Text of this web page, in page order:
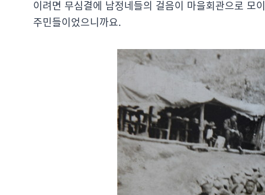
이려면 무심결에 남정네들의 걸음이 마을회관으로 모
주민들이었으니까요.